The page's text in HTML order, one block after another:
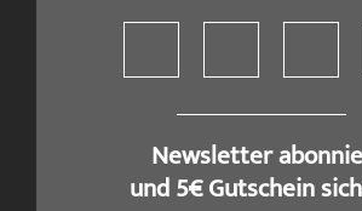
Newsletter
und 5€ Gutschein